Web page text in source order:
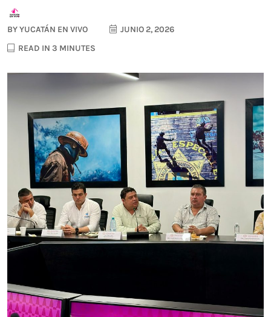
BYYUCATÁN EN VIVO
JUNIO 2, 2026
READ IN 3 MINUTES